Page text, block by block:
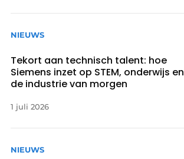
NIEUWS
Tekort aan technisch talent: hoe
Siemens inzet op STEM, onderwijs en
de industrie van morgen
1 juli 2026
NIEUWS